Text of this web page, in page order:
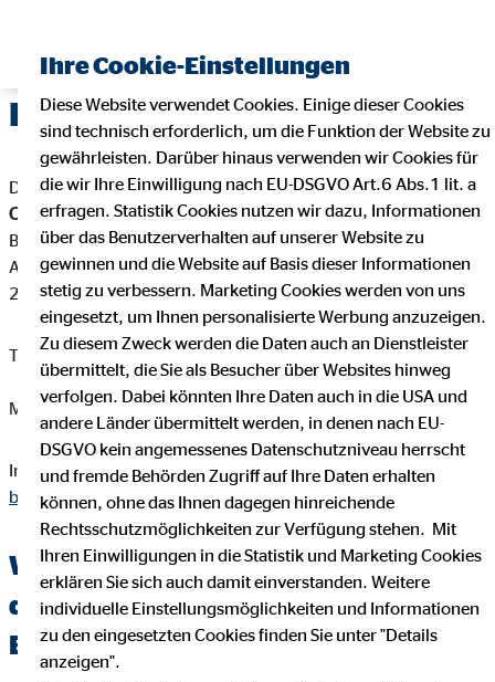
Impressum
Dieser Internetauftritt ist ein Angebot von:
Claudia Augustin
Bezirksleiterin für die OVB Vermögensberatung AG
Am Ihlsee 25b
23795 Bad Segeberg
Telefon: +49 4551 88260
Mail:caugustin@ovb.de
Internet:https://www.ovb.de/finanzberater/claudia-augustin-
bad-segeberg.html
Wichtige Kundeninformationen über
die OVB Beraterin Claudia Augustin in
Bad Segeberg
Ihre Cookie-Einstellungen
Diese Website verwendet Cookies. Einige dieser Cookies
sind technisch erforderlich, um die Funktion der Website zu
gewährleisten. Darüber hinaus verwenden wir Cookies für
die wir Ihre Einwilligung nach EU-DSGVO Art.6 Abs.1 lit. a
erfragen. Statistik Cookies nutzen wir dazu, Informationen
über das Benutzerverhalten auf unserer Website zu
gewinnen und die Website auf Basis dieser Informationen
stetig zu verbessern. Marketing Cookies werden von uns
eingesetzt, um Ihnen personalisierte Werbung anzuzeigen.
Zu diesem Zweck werden die Daten auch an Dienstleister
übermittelt, die Sie als Besucher über Websites hinweg
verfolgen. Dabei könnten Ihre Daten auch in die USA und
andere Länder übermittelt werden, in denen nach EU-
DSGVO kein angemessenes Datenschutzniveau herrscht
und fremde Behörden Zugriff auf Ihre Daten erhalten
können, ohne das Ihnen dagegen hinreichende
Rechtsschutzmöglichkeiten zur Verfügung stehen. Mit
Ihren Einwilligungen in die Statistik und Marketing Cookies
erklären Sie sich auch damit einverstanden. Weitere
individuelle Einstellungsmöglichkeiten und Informationen
zu den eingesetzten Cookies finden Sie unter "Details
anzeigen".